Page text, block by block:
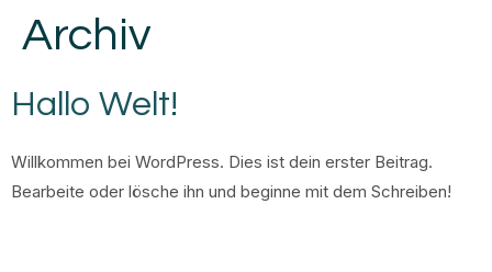
Archiv
Hallo Welt!
Willkommen bei WordPress. Dies ist dein erster Beitrag.
Bearbeite oder lösche ihn und beginne mit dem Schreiben!